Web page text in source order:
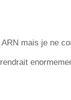
mais je ne